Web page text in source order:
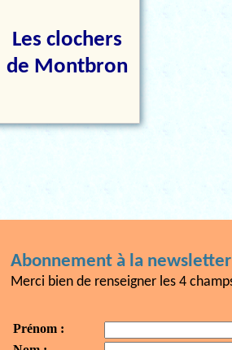
Les clochers
de Montbron
Abonnement à la
Merci bien de renseigner les 4
Prénom :